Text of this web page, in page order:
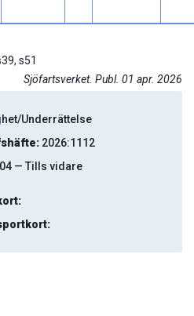
s51
Sjöfartsverket. Publ. 01 apr. 2026
Underrättelse
2026:1112
— Tills vidare